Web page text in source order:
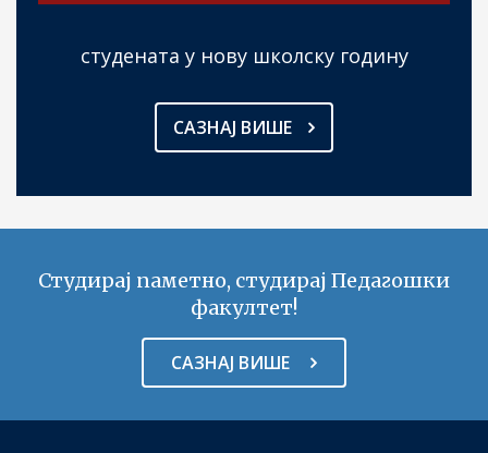
студената у нову школску годину
САЗНАЈ ВИШЕ
Студирај паметно, студирај Педагошки
факултет!
САЗНАЈ ВИШЕ